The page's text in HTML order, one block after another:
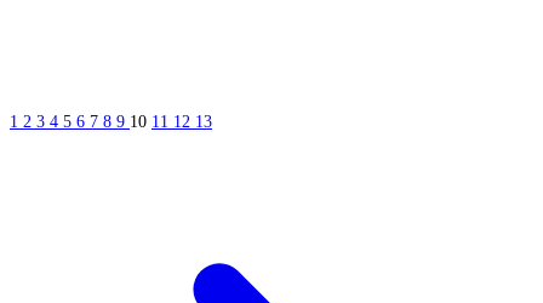
1 2 3 4 5 6 7 8 9 10 11 12 13